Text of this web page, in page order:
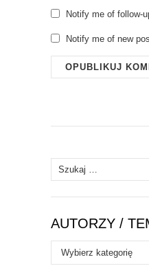
Notify me of follow-
Notify me of new
Szukaj:
AUTORZY /
Autorzy
/